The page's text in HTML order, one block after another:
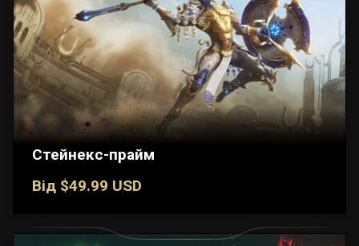
Стейнекс-прайм
Від $49.99 USD